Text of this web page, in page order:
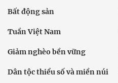
Bất động sản
Tuần Việt Nam
Giảm nghèo bền vững
Dân tộc thiểu số và miền núi